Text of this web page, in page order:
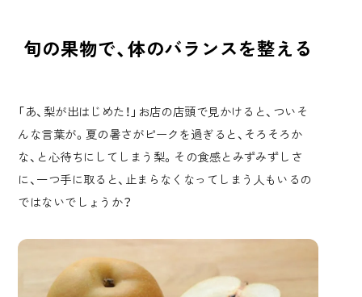
旬の果物で、体のバランスを整える
「あ、梨が出はじめた！」お店の店頭で見かけると、ついそ
んな言葉が。夏の暑さがピークを過ぎると、そろそろか
な、と心待ちにしてしまう梨。その食感とみずみずしさ
に、一つ手に取ると、止まらなくなってしまう人もいるの
ではないでしょうか？